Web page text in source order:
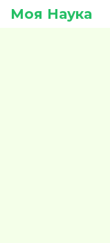
Моя Наука